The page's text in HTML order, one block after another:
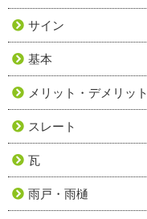
サイン
基本
メリット・デメリット
スレート
瓦
雨戸・雨樋